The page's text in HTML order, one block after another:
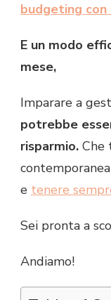
budgeting
E un modo
mese,
Imparare a
potrebbe
risparmio. Che
e tenere
Sei pronta a
Andiamo!